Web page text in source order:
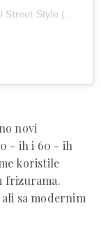
novi
- ih i 60 - ih
koristile
frizurama.
ali sa modernim